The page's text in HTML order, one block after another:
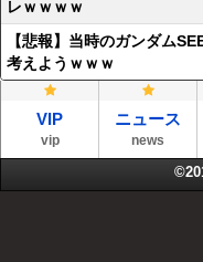
レｗｗｗｗ
【悲報】当時のガンダム
考えようｗｗｗ
VIP
vip
ニュース
news